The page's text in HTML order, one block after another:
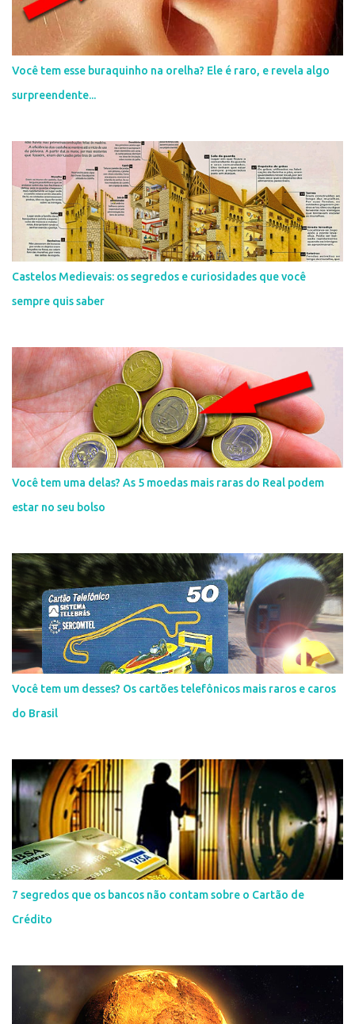
Você tem esse buraquinho na orelha? Ele é raro, e revela algo
surpreendente...
Castelos Medievais: os segredos e curiosidades que você
sempre quis saber
Você tem uma delas? As 5 moedas mais raras do Real podem
estar no seu bolso
Você tem um desses? Os cartões telefônicos mais raros e caros
do Brasil
7 segredos que os bancos não contam sobre o Cartão de
Crédito